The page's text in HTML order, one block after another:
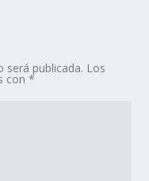
será publicada. Los
con*